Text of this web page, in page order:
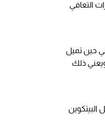
التعافي
حين تميل
ذلك
مليار دولار، فيما تواصل البيتكوين